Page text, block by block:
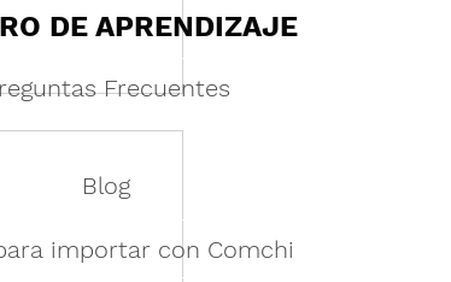
DE APRENDIZAJE
Frecuentes
Blog
importar con Comchi